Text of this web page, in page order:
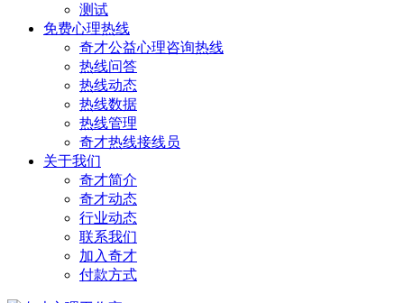
测试
免费心理热线
奇才公益心理咨询热线
热线问答
热线动态
热线数据
热线管理
奇才热线接线员
关于我们
奇才简介
奇才动态
行业动态
联系我们
加入奇才
付款方式